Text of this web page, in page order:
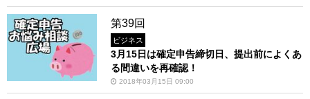
第39回
ビジネス
3月15日は確定申告締切日、提出前によくあ
る間違いを再確認！
2018年03月15日 09:00